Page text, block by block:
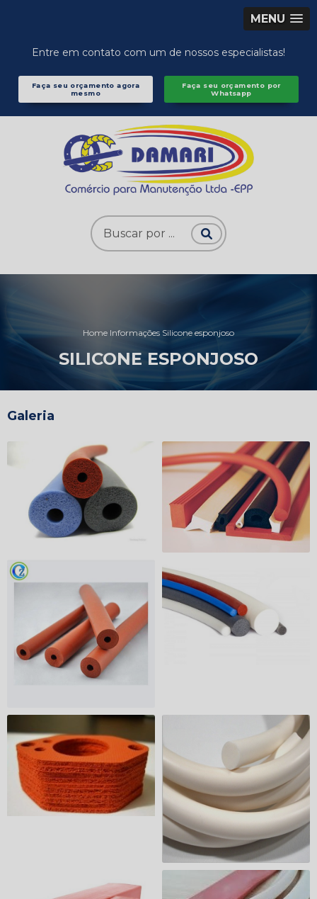
MENU
Entre em contato com um de nossos especialistas!
Faça seu orçamento agora
mesmo
Faça seu orçamento por
Whatsapp
Home Informações Silicone esponjoso
SILICONE ESPONJOSO
Galeria